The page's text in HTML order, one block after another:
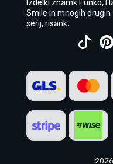
Izdelki znamk Funko,
Smile in mnogih
serij, risank.